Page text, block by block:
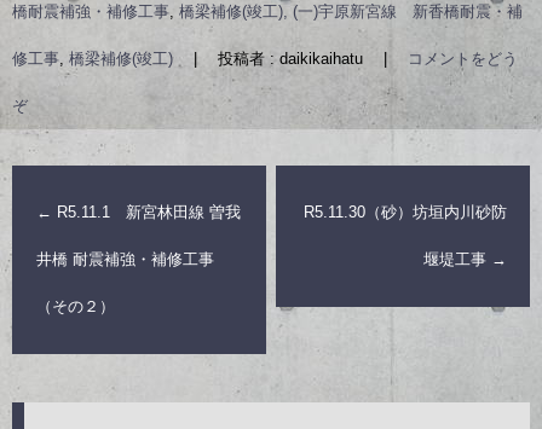
橋耐震補強・補修工事 橋梁補修(竣工), (一)宇原新宮線 新香橋耐震・補
修工事 橋梁補修(竣工) | 投稿者 : daikikaihatu | コメントをどう
ぞ
← R5.11.1 新宮林田線 曽我
井橋 耐震補強・補修工事
（その２）
R5.11.30（砂）坊垣内川砂防
堰堤工事 →